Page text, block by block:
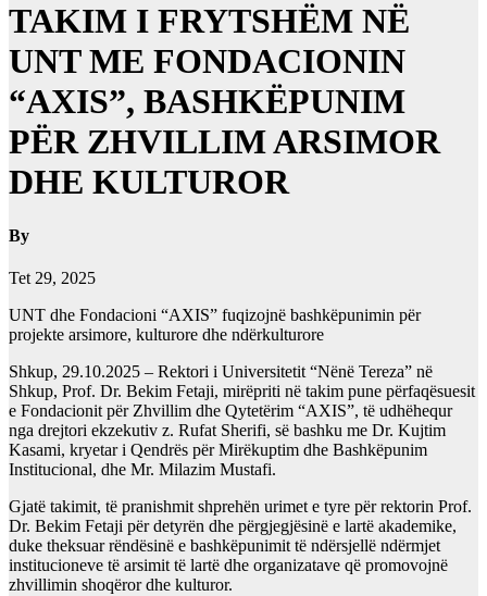
TAKIM I FRYTSHËM NË
UNT ME FONDACIONIN
“AXIS”, BASHKËPUNIM
PËR ZHVILLIM ARSIMOR
DHE KULTUROR
By
Tet 29, 2025
UNT dhe Fondacioni “AXIS” fuqizojnë bashkëpunimin për
projekte arsimore, kulturore dhe ndërkulturore
Shkup, 29.10.2025 – Rektori i Universitetit “Nënë Tereza” në
Shkup, Prof. Dr. Bekim Fetaji, mirëpriti në takim pune përfaqësuesit
e Fondacionit për Zhvillim dhe Qytetërim “AXIS”, të udhëhequr
nga drejtori ekzekutiv z. Rufat Sherifi, së bashku me Dr. Kujtim
Kasami, kryetar i Qendrës për Mirëkuptim dhe Bashkëpunim
Institucional, dhe Mr. Milazim Mustafi.
Gjatë takimit, të pranishmit shprehën urimet e tyre për rektorin Prof.
Dr. Bekim Fetaji për detyrën dhe përgjegjësinë e lartë akademike,
duke theksuar rëndësinë e bashkëpunimit të ndërsjellë ndërmjet
institucioneve të arsimit të lartë dhe organizatave që promovojnë
zhvillimin shoqëror dhe kulturor.